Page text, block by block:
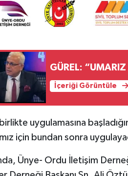
GÜREL:
İçeriği Görüntüle
birlikte uygulamasına
için bundan sonra
Ünye- Ordu İletişim